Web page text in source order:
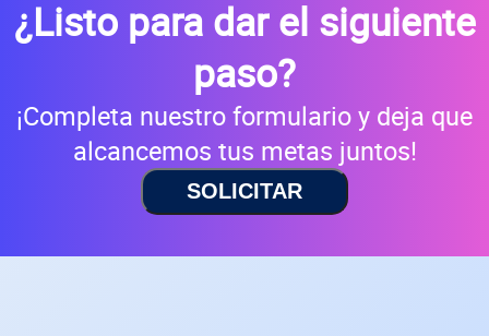
¿Listo para dar el siguiente
paso?
¡Completa nuestro formulario y deja que
alcancemos tus metas juntos!
SOLICITAR